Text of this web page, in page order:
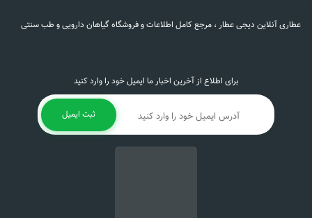
برای اطلاع از آخرین اخبار ما ایمیل خود را وارد کنید
ثبت ایمیل
عطاری آنلاین دیجی عطار ، مرجع کامل اطلاعات و فروشگاه گیاهان دارویی و طب سنتی